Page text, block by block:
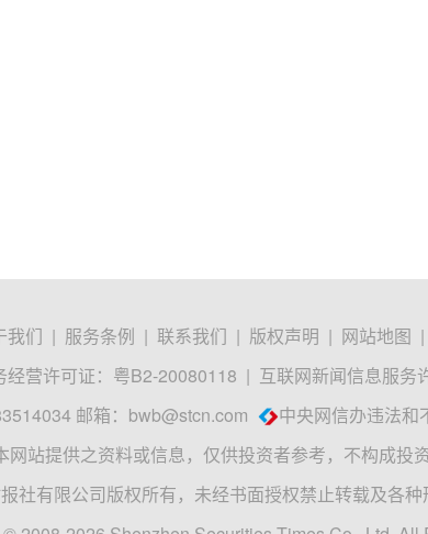
我们 | 服务条例 | 联系我们 | 版权声明 | 网站地图 |
经营许可证：粤B2-20080118 | 互联网新闻信息服务
邮箱： bwb@stcn.com 中央网信办违法和
网站提供之资料或信息，仅供投资者参考，不构成投资
社有限公司版权所有，未经书面授权禁止转载及各种